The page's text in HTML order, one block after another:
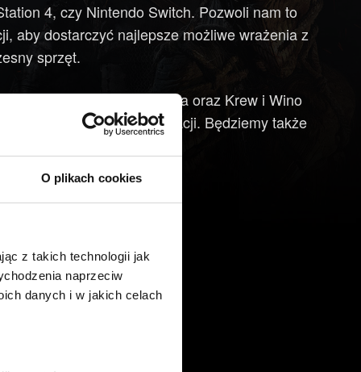
O plikach cookies
z takich technologii jak
naprzeciw
danych i w jakich celach
4, czy Nintendo Switch. Pozwoli nam to
aby dostarczyć najlepsze możliwe wrażenia z
sprzęt.
Serca z Kamienia oraz Krew i Wino
poprzedniej generacji. Będziemy także